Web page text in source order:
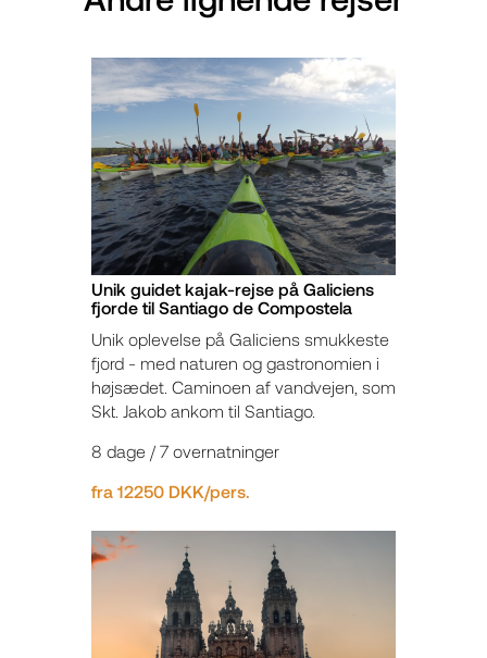
Unik guidet kajak-rejse på Galiciens
fjorde til Santiago de Compostela
Unik oplevelse på Galiciens smukkeste
fjord - med naturen og gastronomien i
højsædet. Caminoen af vandvejen, som
Skt. Jakob ankom til Santiago.
8 dage / 7 overnatninger
fra 12250 DKK/pers.